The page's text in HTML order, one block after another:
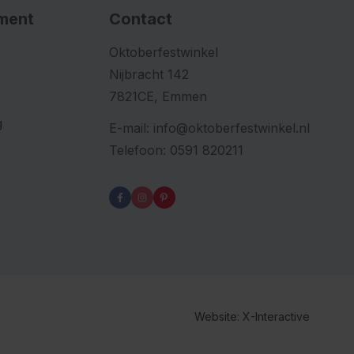
Contact
Oktoberfestwinkel
Nijbracht 142
7821CE, Emmen
E-mail: info@oktoberfestwinkel.nl
Telefoon: 0591 820211
Website: X-Interactive